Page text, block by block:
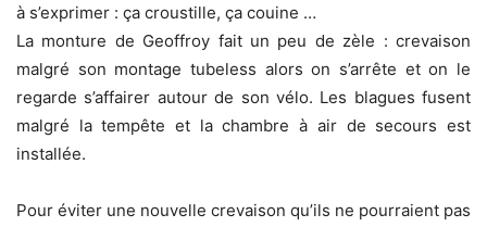
à s’exprimer : ça croustille, ça couine …
La monture de Geoffroy fait un peu de zèle : crevaison
malgré son montage tubeless alors on s’arrête et on le
regarde s’affairer autour de son vélo. Les blagues fusent
malgré la tempête et la chambre à air de secours est
installée.
Pour éviter une nouvelle crevaison qu’ils ne pourraient pas